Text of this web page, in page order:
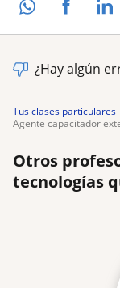
¿Hay algún
Tus clases particulares
agente capacitador
Otros
tecnologías